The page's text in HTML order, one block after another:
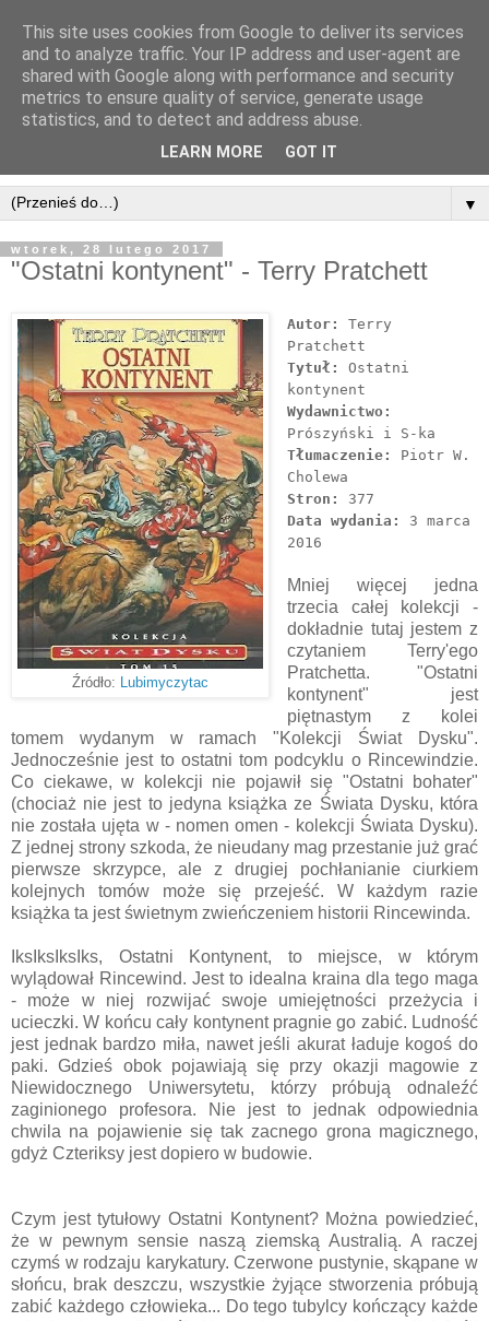
▼
wtorek, 28 lutego 2017
"Ostatni kontynent" - Terry Pratchett
Źródło: Lubimyczytac
Autor:
Terry
Pratchett
Tytuł: Ostatni
kontynent
Wydawnictwo:
Prószyński i S-ka
Tłumaczenie: Piotr W.
Cholewa
Stron:
377
Data wydania: 3 marca
2016
Mniej więcej jedna
trzecia całej kolekcji -
dokładnie tutaj jestem z
czytaniem Terry'ego
Pratchetta. "Ostatni
kontynent" jest
piętnastym z kolei
tomem wydanym w ramach "Kolekcji Świat Dysku".
Jednocześnie jest to ostatni tom podcyklu o Rincewindzie.
Co ciekawe, w kolekcji nie pojawił się "Ostatni bohater"
(chociaż nie jest to jedyna książka ze Świata Dysku, która
nie została ujęta w - nomen omen - kolekcji Świata Dysku).
Z jednej strony szkoda, że nieudany mag przestanie już grać
pierwsze skrzypce, ale z drugiej pochłanianie ciurkiem
kolejnych tomów może się przejeść. W każdym razie
książka ta jest świetnym zwieńczeniem historii Rincewinda.
IksIksIksIks, Ostatni Kontynent, to miejsce, w którym
wylądował Rincewind. Jest to idealna kraina dla tego maga
- może w niej rozwijać swoje umiejętności przeżycia i
ucieczki. W końcu cały kontynent pragnie go zabić. Ludność
jest jednak bardzo miła, nawet jeśli akurat ładuje kogoś do
paki. Gdzieś obok pojawiają się przy okazji magowie z
Niewidocznego Uniwersytetu, którzy próbują odnaleźć
zaginionego profesora. Nie jest to jednak odpowiednia
chwila na pojawienie się tak zacnego grona magicznego,
gdyż Czteriksy jest dopiero w budowie.
Czym jest tytułowy Ostatni Kontynent? Można powiedzieć,
że w pewnym sensie naszą ziemską Australią. A raczej
czymś w rodzaju karykatury. Czerwone pustynie, skąpane w
słońcu, brak deszczu, wszystkie żyjące stworzenia próbują
zabić każdego człowieka... Do tego tubylcy kończący każde
This site uses cookies from Google to deliver its services
and to analyze traffic. Your IP address and user-agent are
shared with Google along with performance and security
metrics to ensure quality of service, generate usage
statistics, and to detect and address abuse.
LEARN MORE GOT IT